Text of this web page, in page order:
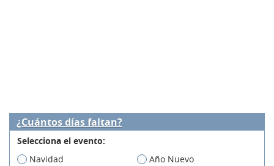
¿Cuántos días faltan?
Selecciona el evento:
Navidad
Año Nuevo